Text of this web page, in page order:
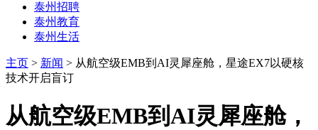
泰州招聘
泰州教育
泰州生活
主页 > 新闻 > 从航空级EMB到AI灵犀座舱，星途EX7以硬核
技术开启盲订
从航空级EMB到AI灵犀座舱，